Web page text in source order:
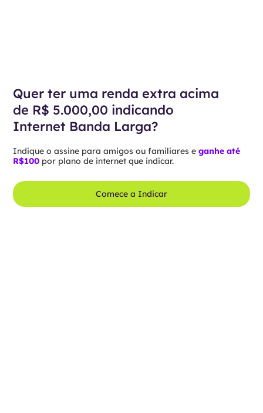
Quer ter uma renda extra acima
de R$ 5.000,00 indicando
Internet Banda Larga?
Indique o assine para amigos ou familiares eganhe até
R$100 por plano de internet que indicar.
Comece a Indicar